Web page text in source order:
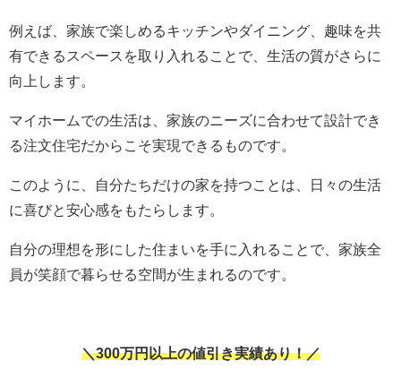
例えば、家族で楽しめるキッチンやダイニング、趣味を共
有できるスペースを取り入れることで、生活の質がさらに
向上します。
マイホームでの生活は、家族のニーズに合わせて設計でき
る注文住宅だからこそ実現できるものです。
このように、自分たちだけの家を持つことは、日々の生活
に喜びと安心感をもたらします。
自分の理想を形にした住まいを手に入れることで、家族全
員が笑顔で暮らせる空間が生まれるのです。
＼300万円以上の値引き実績あり！／